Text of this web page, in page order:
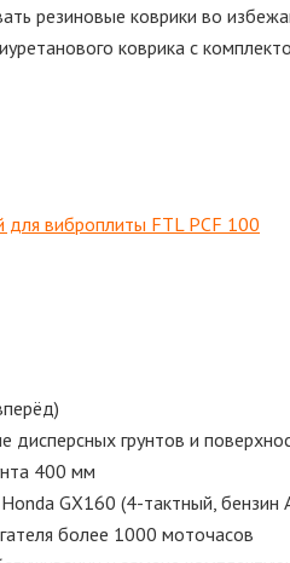
резиновые коврики во
коврика с
виброплиты FTL PCF 100
дисперсных грунтов и
400 мм
GX160 (4-тактный, бензин
более 1000 моточасов